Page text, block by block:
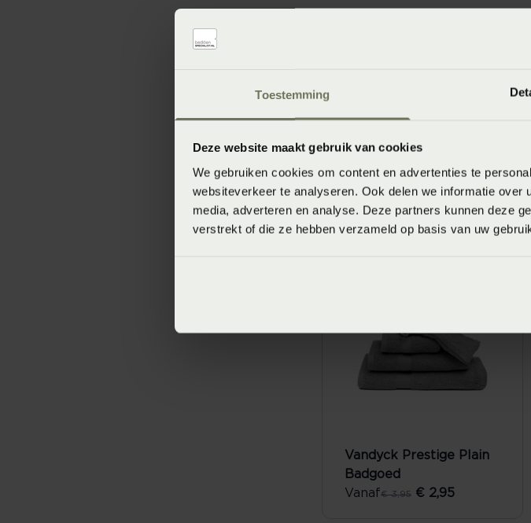
Toestemming
Deze website maakt gebruik van cookies
We gebruiken cookies om content en advertenties te
websiteverkeer te analyseren. Ook delen we informatie
media, adverteren en analyse. Deze partners kunnen deze
verstrekt of die ze hebben verzameld op basis van uw
Essenza Maribel
Handdoek
Vanaf€ 19,95
Vandyck Prestige Plain
Badgoed
Vanaf€ 3,95 € 2,95